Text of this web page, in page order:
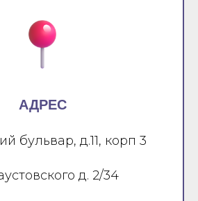
АДРЕС
бульвар, д.11, корп 3
д. 2/34